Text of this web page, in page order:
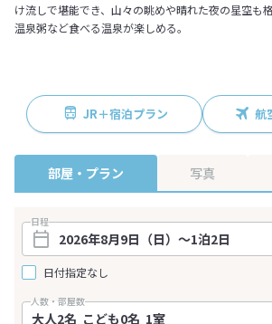
け流しで堪能でき、山々の眺めや晴れた夜の星空も
温泉粥など食べる温泉が楽しめる。
JR＋宿泊プラン 航
部屋・プラン 写真
日程
日付指定なし
人数・部屋数